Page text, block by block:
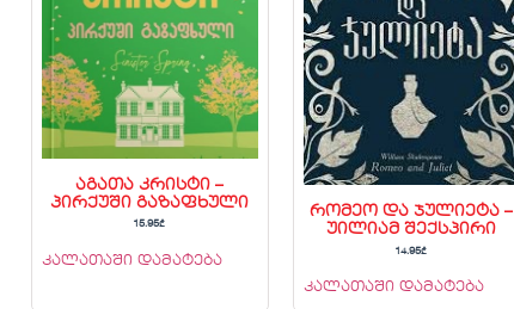
აგათა კრისტი –
პირქუში გაზაფხული
15.95₾
კალათაში დამატება
რომეო და ჯულიეტა –
უილიამ შექსპირი
14.95₾
კალათაში დამატება